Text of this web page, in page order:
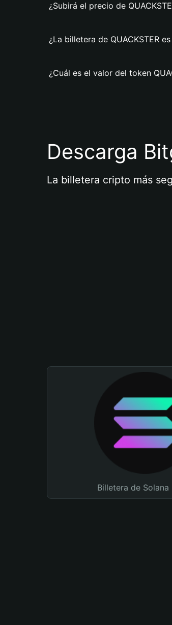
¿Subirá el precio de
¿La billetera de QUACKSTER
¿Cuál es el valor del token
Descarga
La billetera cripto más
Billetera de Solana